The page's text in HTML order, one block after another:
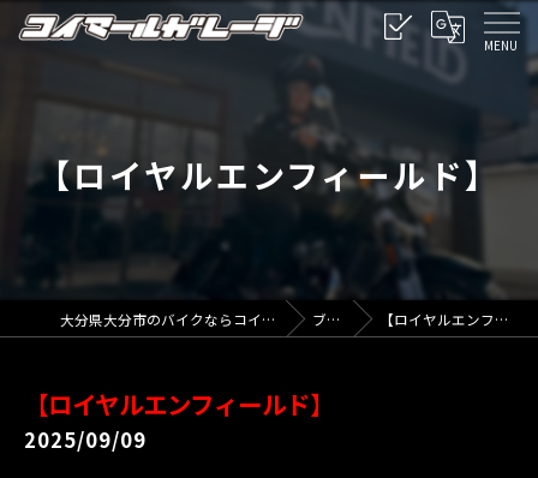
【ロイヤルエンフィールド】
大分県大分市のバイクならコイマールガレージ ブログ 【ロイヤルエンフィールド】
【ロイヤルエンフィールド】
2025/09/09